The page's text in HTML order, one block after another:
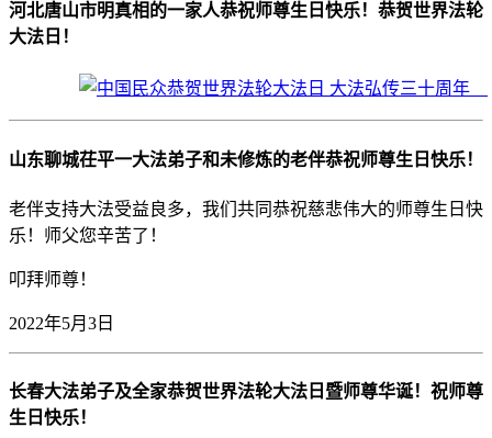
河北唐山市明真相的一家人恭祝师尊生日快乐！恭贺世界法轮
大法日！
山东聊城茌平一大法弟子和未修炼的老伴恭祝师尊生日快乐！
老伴支持大法受益良多，我们共同恭祝慈悲伟大的师尊生日快
乐！师父您辛苦了！
叩拜师尊！
2022年5月3日
长春大法弟子及全家恭贺世界法轮大法日暨师尊华诞！祝师尊
生日快乐！